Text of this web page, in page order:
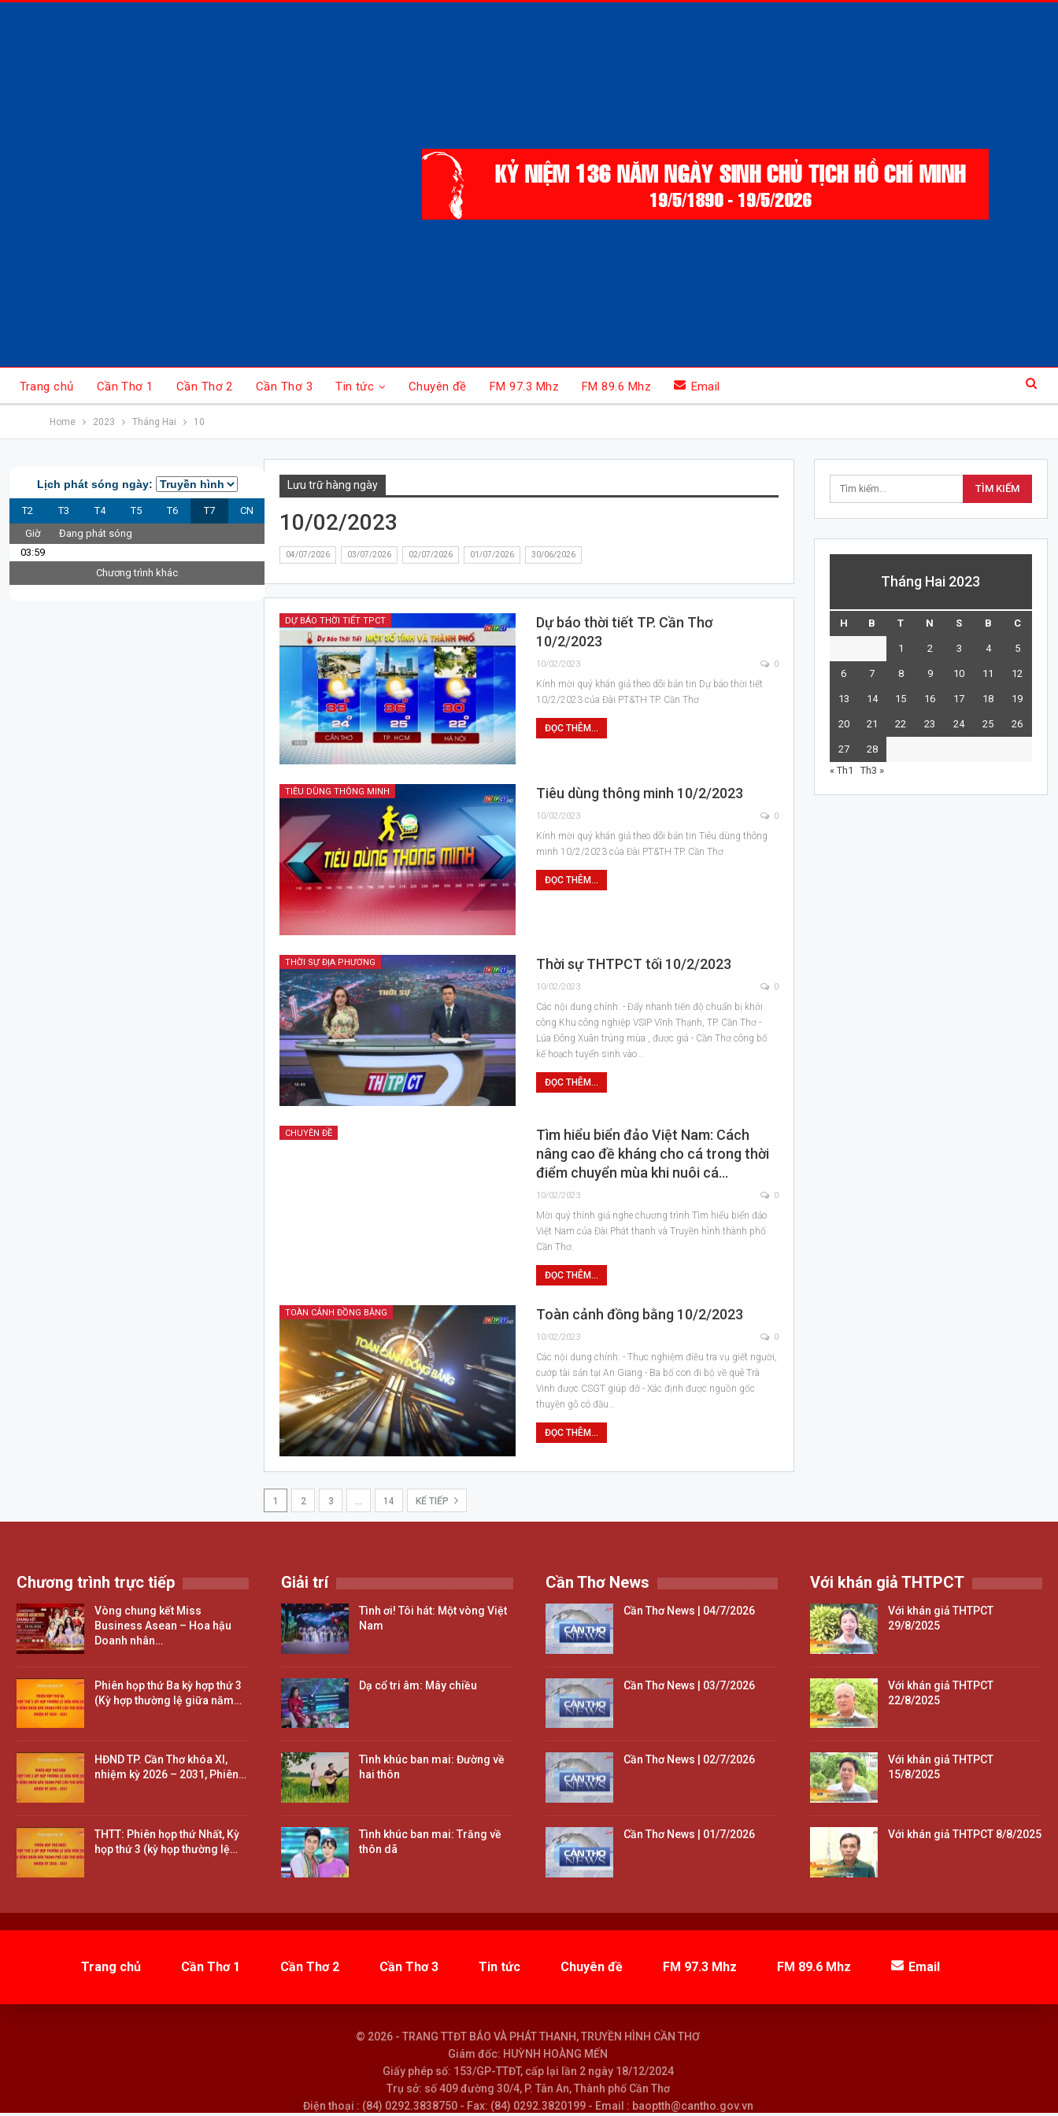
Trang chủ Cần Thơ 1 Cần Thơ 2 Cần Thơ 3 Tin tức Chuyên đề FM 97.3 Mhz FM 89.6 Mhz Email
Home 2023 Tháng Hai 10
Lưu trữ hàng ngày
10/02/2023
04/07/2026 03/07/2026 02/07/2026 01/07/2026 30/06/2026
DỰ BÁO THỜI TIẾT TPCT
Dự báo thời tiết TP. Cần Thơ
10/2/2023
10/02/2023 0
Kính mời quý khán giả theo dõi bản tin Dự báo thời tiết
10/2/2023 của Đài PT&TH TP. Cần Thơ
ĐỌC THÊM...
TIÊU DÙNG THÔNG MINH Tiêu dùng thông minh 10/2/2023
10/02/2023 0
Kính mời quý khán giả theo dõi bản tin Tiêu dùng thông
minh 10/2/2023 của Đài PT&TH TP. Cần Thơ
ĐỌC THÊM...
THỜI SỰ ĐỊA PHƯƠNG Thời sự THTPCT tối 10/2/2023
10/02/2023 0
Các nội dung chính: - Đẩy nhanh tiến độ chuẩn bị khởi
công Khu công nghiệp VSIP Vĩnh Thạnh, TP. Cần Thơ -
Lúa Đông Xuân trúng mùa , được giá - Cần Thơ công bố
kế hoạch tuyển sinh vào…
ĐỌC THÊM...
CHUYÊN ĐỀ
Tìm hiểu biển đảo Việt Nam: Cách
nâng cao đề kháng cho cá trong thời
điểm chuyển mùa khi nuôi cá…
10/02/2023 0
Mời quý thính giả nghe chương trình Tìm hiểu biển đảo
Việt Nam của Đài Phát thanh và Truyền hình thành phố
Cần Thơ.
ĐỌC THÊM...
TOÀN CẢNH ĐỒNG BẰNG Toàn cảnh đồng bằng 10/2/2023
10/02/2023 0
Các nội dung chính: - Thực nghiệm điều tra vụ giết người,
cướp tài sản tại An Giang - Ba bố con đi bộ về quê Trà
Vinh được CSGT giúp đỡ - Xác định được nguồn gốc
thuyền gỗ có đầu…
ĐỌC THÊM...
1 2 3 14 KẾ TIẾP
Tháng Hai 2023
H B T N S B C
1 2 3 4 5
6 7 8 9 10 11 12
13 14 15 16 17 18 19
20 21 22 23 24 25 26
27
28
« Th1
Th3 »
Lịch phát sóng ngày:
T2 T3 T4 T5 T6 T7
CN
Giờ
Đang phát sóng
03:59
Chương trình khác
Chương trình trực tiếp
Vòng chung kết Miss
Business Asean – Hoa hậu
Doanh nhân…
Phiên họp thứ Ba kỳ hợp thứ 3
(Kỳ hợp thường lệ giữa năm…
HĐND TP. Cần Thơ khóa XI,
nhiệm kỳ 2026 – 2031, Phiên…
THTT: Phiên họp thứ Nhất, Kỳ
họp thứ 3 (kỳ họp thường lệ…
Giải trí
Tình ơi! Tôi hát: Một vòng Việt
Nam
Dạ cổ tri âm: Mây chiều
Tình khúc ban mai: Đường về
hai thôn
Tình khúc ban mai: Trăng về
thôn dã
Cần Thơ News
Cần Thơ News | 04/7/2026
Cần Thơ News | 03/7/2026
Cần Thơ News | 02/7/2026
Cần Thơ News | 01/7/2026
Với khán giả THTPCT
Với khán giả THTPCT
29/8/2025
Với khán giả THTPCT
22/8/2025
Với khán giả THTPCT
15/8/2025
Với khán giả THTPCT 8/8/2025
Trang chủ Cần Thơ 1 Cần Thơ 2 Cần Thơ 3 Tin tức Chuyên đề FM 97.3 Mhz FM 89.6 Mhz Email
© 2026 - TRANG TTĐT BÁO VÀ PHÁT THANH, TRUYỀN HÌNH CẦN THƠ
Giám đốc: HUỲNH HOÀNG MẾN
Giấy phép số: 153/GP-TTĐT, cấp lại lần 2 ngày 18/12/2024
Trụ sở: số 409 đường 30/4, P. Tân An, Thành phố Cần Thơ
Điện thoại : (84) 0292.3838750 - Fax: (84) 0292.3820199 - Email : baoptth@cantho.gov.vn